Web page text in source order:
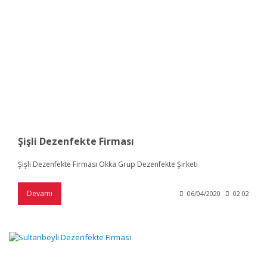
Şişli Dezenfekte Firması
Şişli Dezenfekte Firması Okka Grup Dezenfekte Şirketi
Devamı 06/04/2020 02:02